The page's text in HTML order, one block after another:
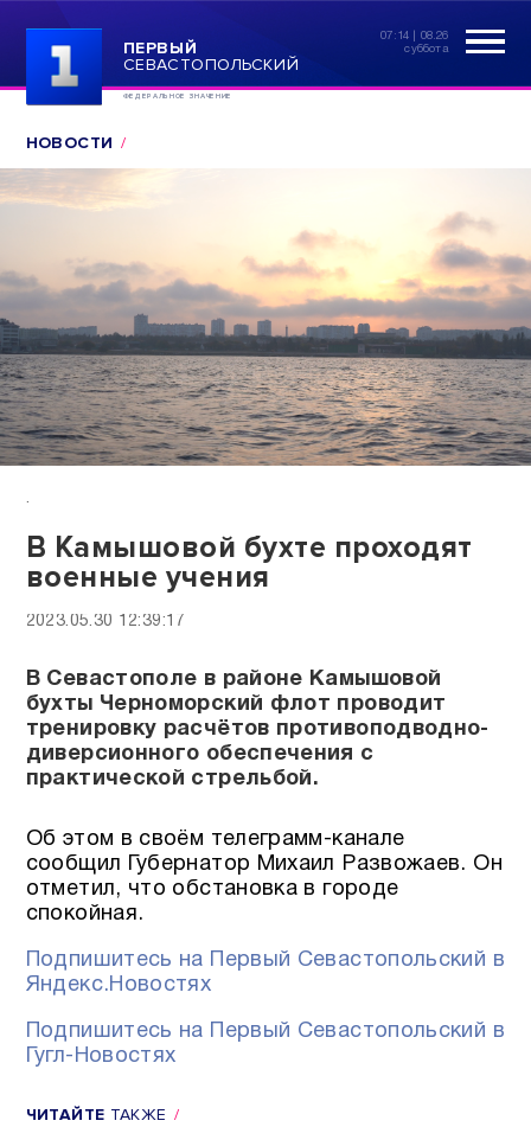
ПЕРВЫЙ
СЕВАСТОПОЛЬСКИЙ
ФЕДЕРАЛЬНОЕ ЗНАЧЕНИЕ
07:14 | 08.26
суббота
НОВОСТИ
.
В Камышовой бухте проходят
военные учения
2023.05.30 12:39:17
В Севастополе в районе Камышовой
бухты Черноморский флот проводит
тренировку расчётов противоподводно-
диверсионного обеспечения с
практической стрельбой.
Об этом в своём телеграмм-канале
сообщил Губернатор Михаил Развожаев. Он
отметил, что обстановка в городе
спокойная.
Подпишитесь на Первый Севастопольский в
Яндекс.Новостях
Подпишитесь на Первый Севастопольский в
Гугл-Новостях
ЧИТАЙТЕ ТАКЖЕ